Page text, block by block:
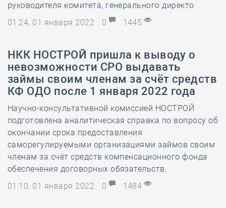
руководителя комитета, генерального директо
01:24, 01 января 2022
0 1445
​НКК НОСТРОЙ пришла к выводу о
невозможности СРО выдавать
займы своим членам за счёт средств
КФ ОДО после 1 января 2022 года
Научно-консультативной комиссией НОСТРОЙ
подготовлена аналитическая справка по вопросу об
окончании срока предоставления
саморегулируемыми организациями займов своим
членам за счёт средств компенсационного фонда
обеспечения договорных обязательств.
01:10, 01 января 2022
0 1484